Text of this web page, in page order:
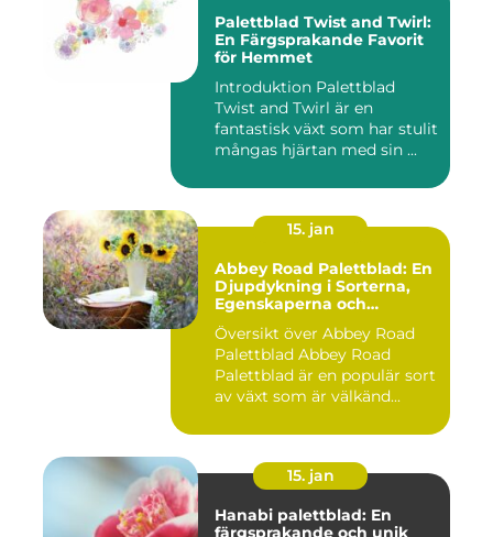
Palettblad Twist and Twirl:
En Färgsprakande Favorit
för Hemmet
Introduktion Palettblad
Twist and Twirl är en
fantastisk växt som har stulit
mångas hjärtan med sin ...
15. jan
Abbey Road Palettblad: En
Djupdykning i Sorterna,
Egenskaperna och
Översikt över Abbey Road
Palettblad Abbey Road
Palettblad är en populär sort
av växt som är välkänd...
15. jan
Hanabi palettblad: En
färgsprakande och unik